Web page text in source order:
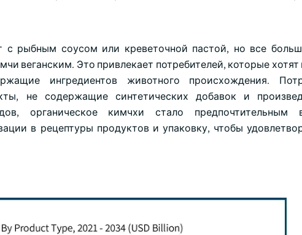
с рыбным соусом или креветочной пастой, но все
веганским. Это привлекает потребителей, которые хотят
ингредиентов животного происхождения.
не содержащие синтетических добавок и
органическое кимчхи стало предпочтительным
в рецептуры продуктов и упаковку, чтобы